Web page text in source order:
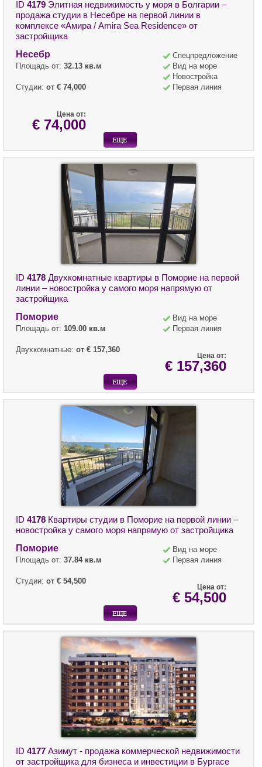
ID 4179 Элитная недвижимость у моря в Болгарии –
продажа студии в Несебре на первой линии в
комплексе «Амира / Amira Sea Residence» от
застройщика
Несебр
Площадь от: 32.13 кв.м
Студии: от € 74,000
Спецпредложение
Вид на море
Новостройка
Первая линия
Цена от:
€ 74,000
ID 4178 Двухкомнатные квартиры в Поморие на первой
линии – новостройка у самого моря напрямую от
застройщика
Поморие
Площадь от: 109.00 кв.м
Двухкомнатные: от € 157,360
Вид на море
Первая линия
Цена от:
€ 157,360
ID 4178 Квартиры студии в Поморие на первой линии –
новостройка у самого моря напрямую от застройщика
Поморие
Площадь от: 37.84 кв.м
Студии: от € 54,500
Вид на море
Первая линия
Цена от:
€ 54,500
ID 4177 Азимут - продажа коммерческой недвижимости
от застройщика для бизнеса и инвестиции в Бургасе